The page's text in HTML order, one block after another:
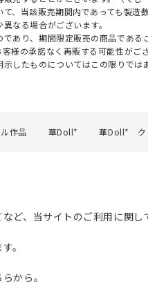
、当該販売期間内であっても製造
なる場合がございます。
あり、期間限定販売の商品である
様の承諾なく再販する可能性がご
したものについてはこの限りでは
ル作品 華Doll* 華Doll* ク
ど、当サイトのご利用に関し
。
から。